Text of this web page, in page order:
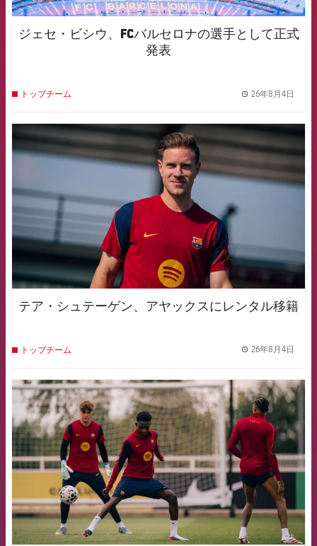
ジェセ・ビシウ、FCバルセロナの選手として正式
発表
トップチーム 26年8月4日
FCB Barcelona badge
テア・シュテーゲン、アヤックスにレンタル移籍
トップチーム 26年8月4日
FCB Barcelona badge